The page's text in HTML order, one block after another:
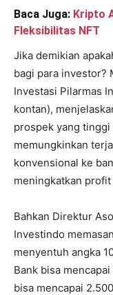
Baca Juga: Kripto
Fleksibilitas NFT
Jika demikian
bagi para investor?
Investasi Pilarmas
kontan),
prospek yang
memungkinkan
konvensional ke
meningkatkan
Bahkan Direktur
Investindo
menyentuh angka
Bank bisa
bisa mencapai